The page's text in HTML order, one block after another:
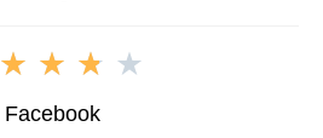
★ ★ ★ ★
Facebook